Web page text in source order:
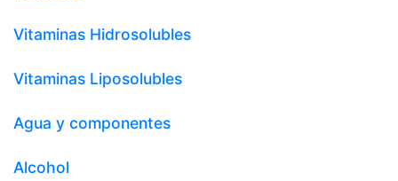
Vitaminas Hidrosolubles
Vitaminas Liposolubles
Agua y componentes
Alcohol